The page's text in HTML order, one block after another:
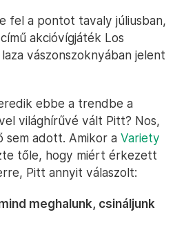
fel a pontot tavaly júliusban,
című akcióvígjáték Los
vászonszoknyában jelent
ebbe a trendbe a
világhírűvé vált Pitt? Nos,
sem adott. Amikor a Variety
tőle, hogy miért érkezett
Pitt annyit válaszolt:
meghalunk, csináljunk